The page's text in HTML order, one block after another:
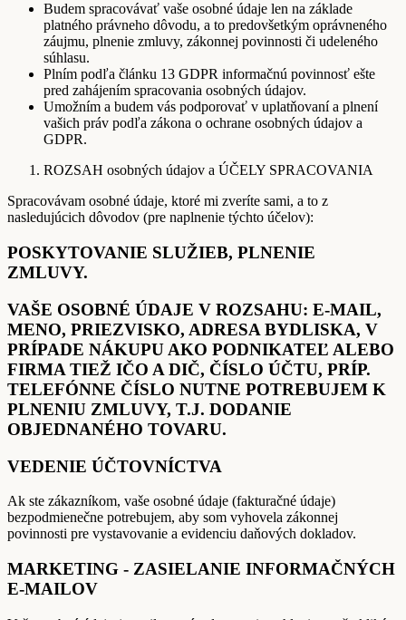
Budem spracovávať vaše osobné údaje len na základe
platného právneho dôvodu, a to predovšetkým oprávneného
záujmu, plnenie zmluvy, zákonnej povinnosti či udeleného
súhlasu.
Plním podľa článku 13 GDPR informačnú povinnosť ešte
pred zahájením spracovania osobných údajov.
Umožním a budem vás podporovať v uplatňovaní a plnení
vašich práv podľa zákona o ochrane osobných údajov a
GDPR.
ROZSAH osobných údajov a ÚČELY SPRACOVANIA
Spracovávam osobné údaje, ktoré mi zveríte sami, a to z
nasledujúcich dôvodov (pre naplnenie týchto účelov):
POSKYTOVANIE SLUŽIEB, PLNENIE
ZMLUVY.
VAŠE OSOBNÉ ÚDAJE V ROZSAHU: E-MAIL,
MENO, PRIEZVISKO, ADRESA BYDLISKA, V
PRÍPADE NÁKUPU AKO PODNIKATEĽ ALEBO
FIRMA TIEŽ IČO A DIČ, ČÍSLO ÚČTU, PRÍP.
TELEFÓNNE ČÍSLO NUTNE POTREBUJEM K
PLNENIU ZMLUVY, T.J. DODANIE
OBJEDNANÉHO TOVARU.
VEDENIE ÚČTOVNÍCTVA
Ak ste zákazníkom, vaše osobné údaje (fakturačné údaje)
bezpodmienečne potrebujem, aby som vyhovela zákonnej
povinnosti pre vystavovanie a evidenciu daňových dokladov.
MARKETING - ZASIELANIE INFORMAČNÝCH
E-MAILOV